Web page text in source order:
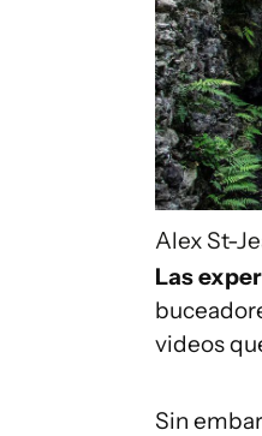
Alex St-
Las
videos
Sin